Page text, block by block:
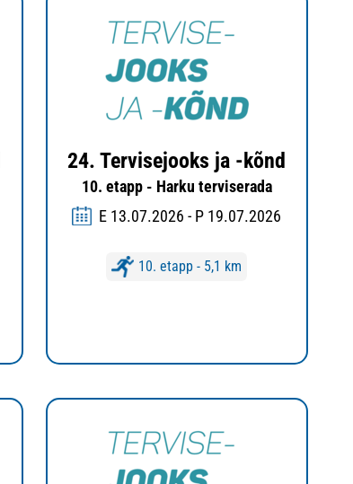
24. Tervisejooks ja -kõnd
10. etapp - Harku terviserada
E 13.07.2026 - P 19.07.2026
10. etapp - 5,1 km